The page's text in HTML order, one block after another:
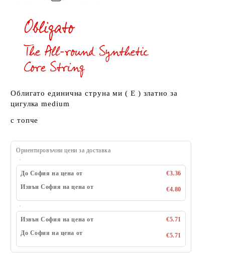
Облигато единична струна ми ( E ) златно за
цигулка medium
с топче
Ориентировъчни цени за доставка
До София на цена от
€3.36
Извън София на цена от
€4.80
Извън София на цена от
€5.71
До София на цена от
€5.71